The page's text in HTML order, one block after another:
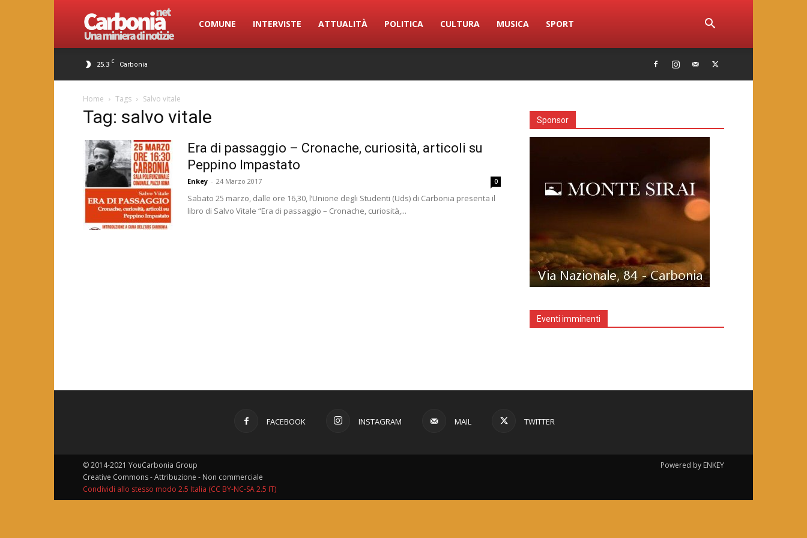
Carbonia.net
COMUNE INTERVISTE ATTUALITÀ POLITICA CULTURA MUSICA SPORT
25.3 C Carbonia
Home Tags Salvo vitale
Tag: salvo vitale
Era di passaggio – Cronache, curiosità, articoli su
Peppino Impastato
Enkey - 24 Marzo 2017 0
Sabato 25 marzo, dalle ore 16,30, l’Unione degli Studenti (Uds) di Carbonia presenta il
libro di Salvo Vitale “Era di passaggio – Cronache, curiosità,...
Sponsor
Eventi imminenti
FACEBOOK INSTAGRAM MAIL TWITTER
Powered by ENKEY
© 2014-2021 YouCarbonia Group
Creative Commons - Attribuzione - Non commerciale
Condividi allo stesso modo 2.5 Italia (CC BY-NC-SA 2.5 IT)